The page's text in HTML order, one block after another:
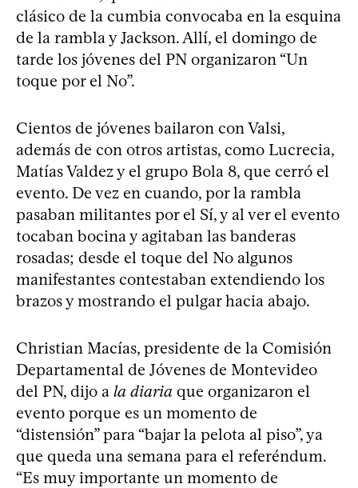
clásico de la cumbia convocaba en la esquina
de la rambla y Jackson. Allí, el domingo de
tarde los jóvenes del PN organizaron “Un
toque por el No”.
Cientos de jóvenes bailaron con Valsi,
además de con otros artistas, como Lucrecia,
Matías Valdez y el grupo Bola 8, que cerró el
evento. De vez en cuando, por la rambla
pasaban militantes por el Sí, y al ver el evento
tocaban bocina y agitaban las banderas
rosadas; desde el toque del No algunos
manifestantes contestaban extendiendo los
brazos y mostrando el pulgar hacia abajo.
Christian Macías, presidente de la Comisión
Departamental de Jóvenes de Montevideo
del PN, dijo a la diaria que organizaron el
evento porque es un momento de
“distensión” para “bajar la pelota al piso”, ya
que queda una semana para el referéndum.
“Es muy importante un momento de